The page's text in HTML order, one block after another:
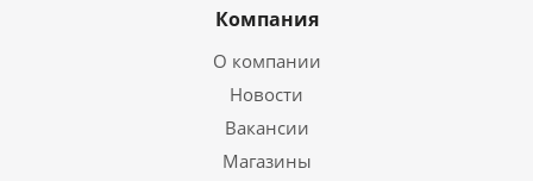
Компания
О компании
Новости
Вакансии
Магазины